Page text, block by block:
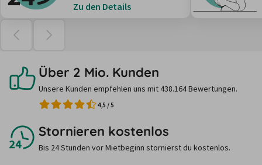
Zu den Details
Über 2 Mio. Kunden
Unsere Kunden empfehlen uns mit 438.164 Bewertungen.
4,5 /5
Stornieren kostenlos
Bis 24 Stunden vor Mietbeginn stornierst du kostenlos.